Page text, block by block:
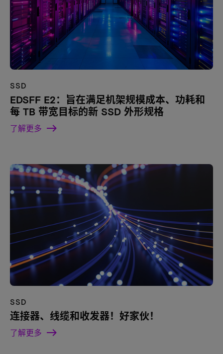
SSD
EDSFF E2：旨在满足机架规模成本、功耗和
每 TB 带宽目标的新 SSD 外形规格
了解更多
SSD
连接器、线缆和收发器！好家伙！
了解更多